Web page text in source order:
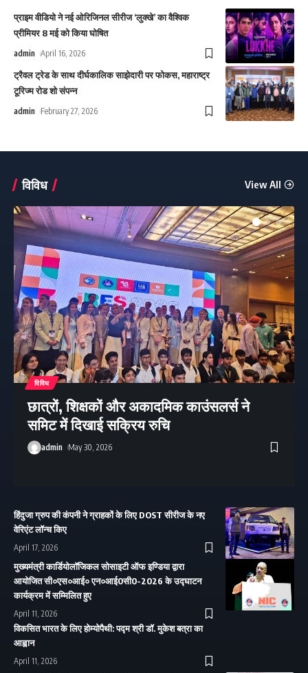
प्राइम वीडियो ने नई ओरिजिनल सीरीज ‘लुक्खे’ का वैश्विक
प्रीमियर 8 मई को किया घोषित
admin April 16, 2026
ट्रैवल ट्रेड के साथ दीर्घकालिक साझेदारी पर फोकस, महाराष्ट्र
टूरिज्म रोड शो संपन्न
admin February 27, 2026
विविध View All
विविध
छात्रों, शिक्षकों और अकादमिक काउंसलर्स ने
समिट में दिखाई सक्रिय रुचि
admin May 30, 2026
हिंदुजा ग्रुप की कंपनी ने ग्राहकों के लिए DOST सीरीज के नए
वेरिएंट लॉन्च किए
April 17, 2026
मुख्यमंत्री कार्डियोलॉजिकल सोसाइटी ऑफ इण्डिया द्वारा
आयोजित सी०एस०आई० एन०आई0सी0-2026 के उद्घाटन
कार्यक्रम में सम्मिलित हुए
April 11, 2026
विकसित भारत के लिए होम्योपैथी: पद्म श्री डॉ. मुकेश बत्रा का
आह्वान
April 11, 2026